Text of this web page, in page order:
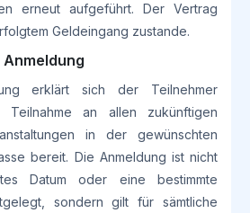
erneut aufgeführt. Der Vertrag
Geldeingang zustande.
erklärt sich der Teilnehmer
Teilnahme an allen zukünftigen
in der gewünschten
bereit. Die Anmeldung ist nicht
Datum oder eine bestimmte
sondern gilt für sämtliche